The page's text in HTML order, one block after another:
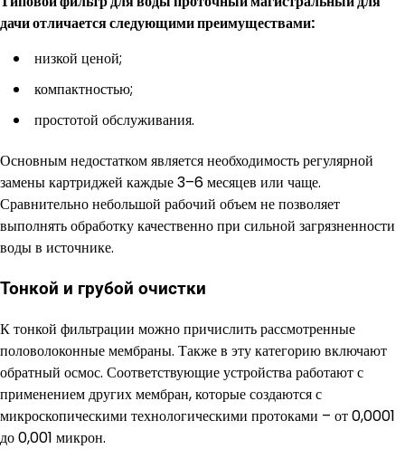
дачи отличается следующими преимуществами:
низкой ценой;
компактностью;
простотой обслуживания.
Основным недостатком является необходимость регулярной
замены картриджей каждые 3–6 месяцев или чаще.
Сравнительно небольшой рабочий объем не позволяет
выполнять обработку качественно при сильной загрязненности
воды в источнике.
Тонкой и грубой очистки
К тонкой фильтрации можно причислить рассмотренные
половолоконные мембраны. Также в эту категорию включают
обратный осмос. Соответствующие устройства работают с
применением других мембран, которые создаются с
микроскопическими технологическими протоками – от 0,0001
до 0,001 микрон.